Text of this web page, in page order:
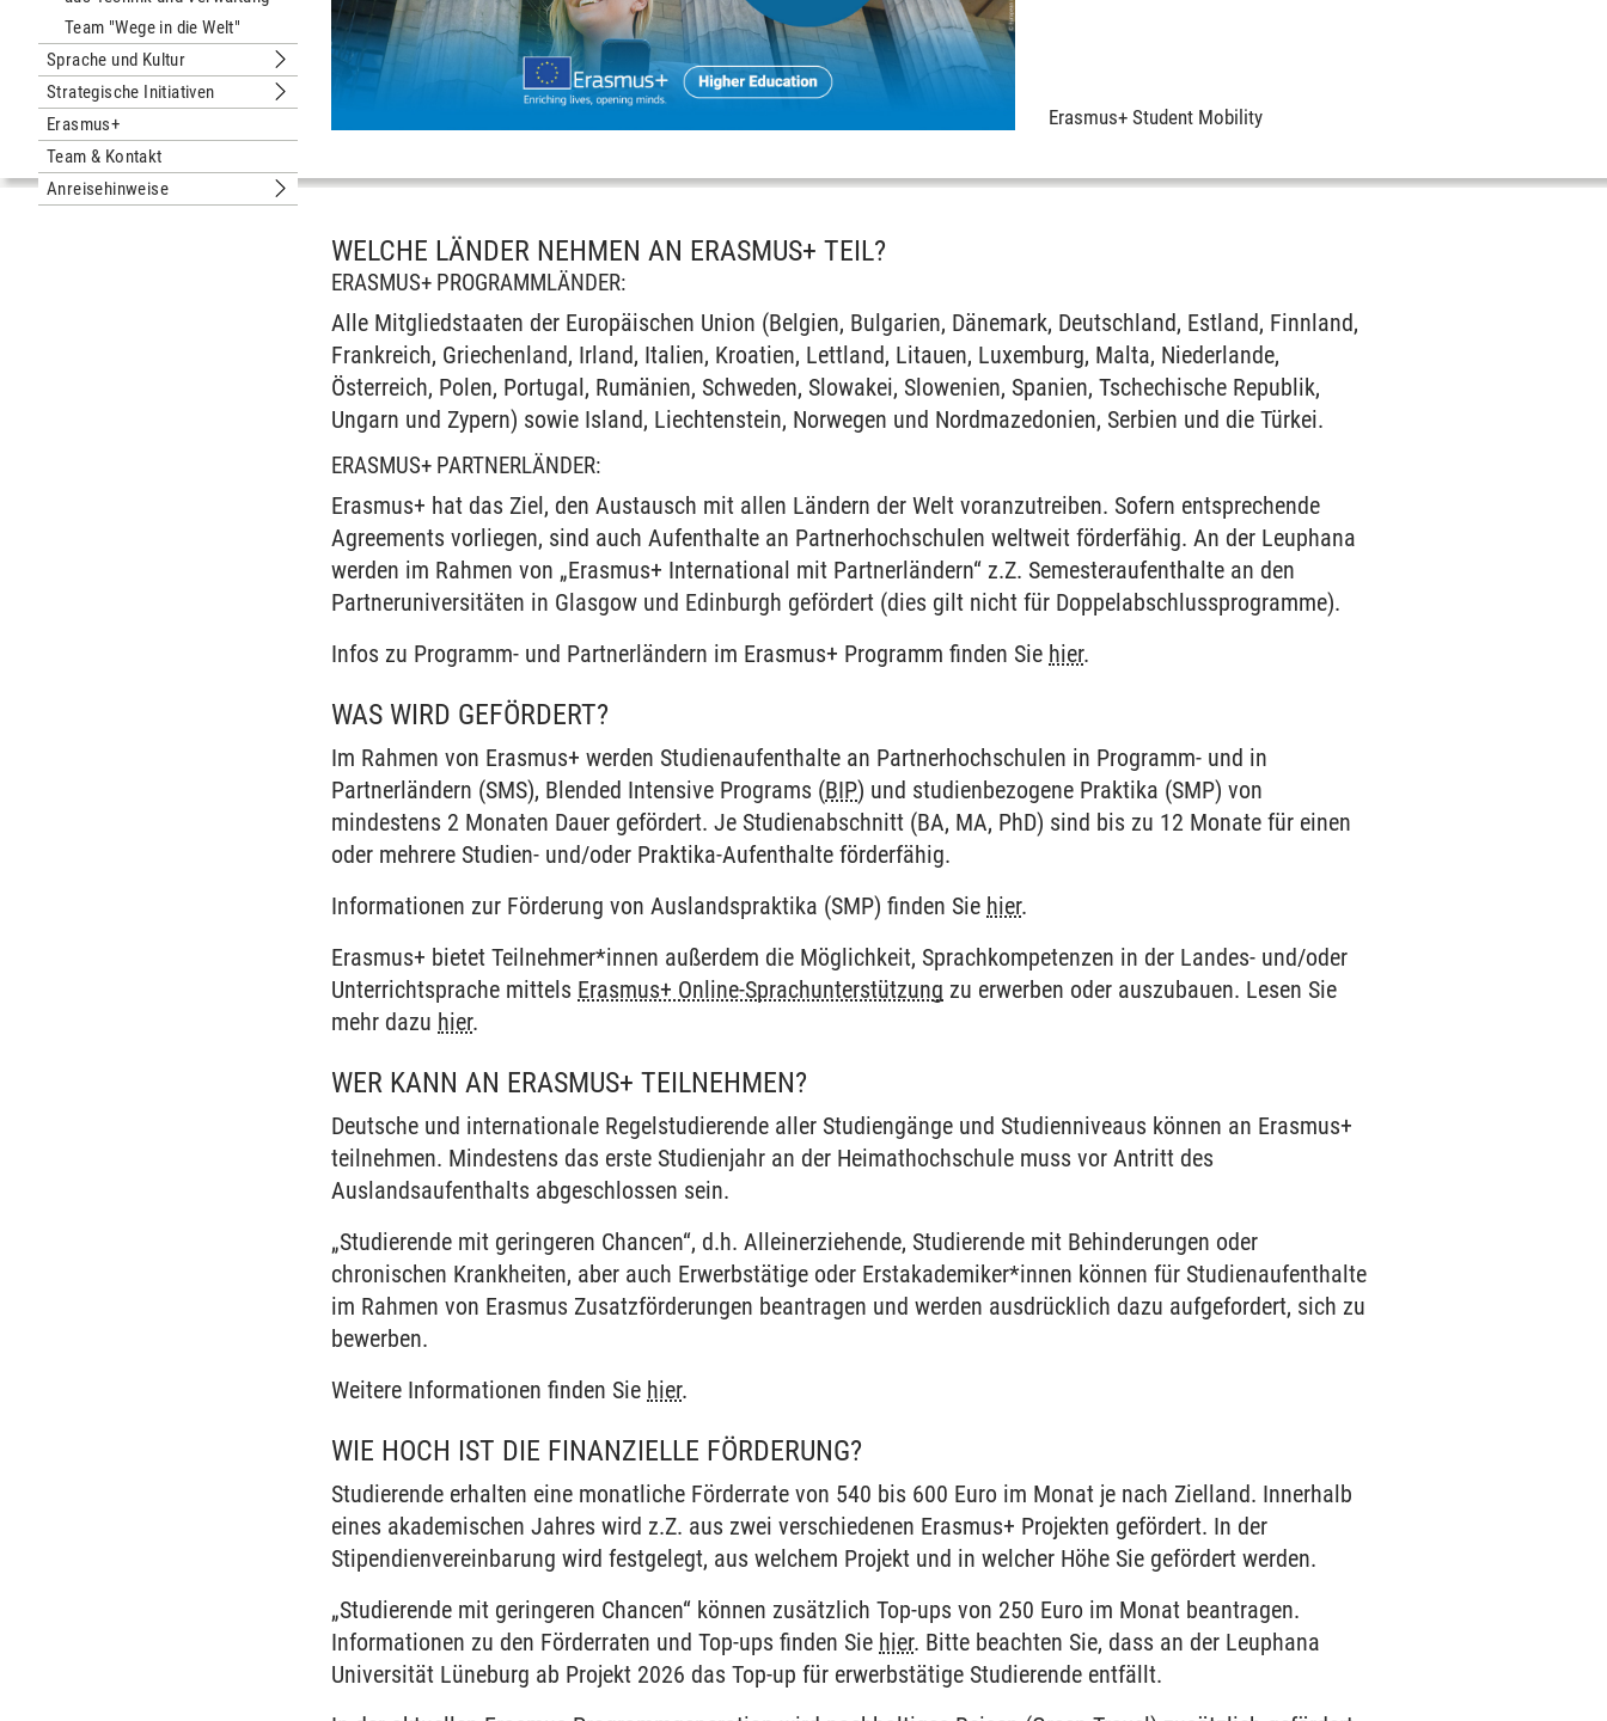
Team "Wege in die Welt"
Sprache und Kultur
Untermenu Sprache und Kultur
Strategische Initiativen
Untermenu Strategische Initiativen
Erasmus+
Team & Kontakt
Anreisehinweise
Untermenu Anreisehinweise
Erasmus+ Student Mobility
WELCHE LÄNDER NEHMEN AN ERASMUS+ TEIL?
ERASMUS+ PROGRAMMLÄNDER:
Alle Mitgliedstaaten der Europäischen Union (Belgien, Bulgarien, Dänemark, Deutschland, Estland, Finnland,
Frankreich, Griechenland, Irland, Italien, Kroatien, Lettland, Litauen, Luxemburg, Malta, Niederlande,
Österreich, Polen, Portugal, Rumänien, Schweden, Slowakei, Slowenien, Spanien, Tschechische Republik,
Ungarn und Zypern) sowie Island, Liechtenstein, Norwegen und Nordmazedonien, Serbien und die Türkei.
ERASMUS+ PARTNERLÄNDER:
Erasmus+ hat das Ziel, den Austausch mit allen Ländern der Welt voranzutreiben. Sofern entsprechende
Agreements vorliegen, sind auch Aufenthalte an Partnerhochschulen weltweit förderfähig. An der Leuphana
werden im Rahmen von „Erasmus+ International mit Partnerländern“ z.Z. Semesteraufenthalte an den
Partneruniversitäten in Glasgow und Edinburgh gefördert (dies gilt nicht für Doppelabschlussprogramme).
Infos zu Programm- und Partnerländern im Erasmus+ Programm finden Sie hier.
WAS WIRD GEFÖRDERT?
Im Rahmen von Erasmus+ werden Studienaufenthalte an Partnerhochschulen in Programm- und in
Partnerländern (SMS), Blended Intensive Programs (BIP) und studienbezogene Praktika (SMP) von
mindestens 2 Monaten Dauer gefördert. Je Studienabschnitt (BA, MA, PhD) sind bis zu 12 Monate für einen
oder mehrere Studien- und/oder Praktika-Aufenthalte förderfähig.
Informationen zur Förderung von Auslandspraktika (SMP) finden Sie hier.
Erasmus+ bietet Teilnehmer*innen außerdem die Möglichkeit, Sprachkompetenzen in der Landes- und/oder
Unterrichtsprache mittels Erasmus+ Online-Sprachunterstützung zu erwerben oder auszubauen. Lesen Sie
mehr dazu hier.
WER KANN AN ERASMUS+ TEILNEHMEN?
Deutsche und internationale Regelstudierende aller Studiengänge und Studienniveaus können an Erasmus+
teilnehmen. Mindestens das erste Studienjahr an der Heimathochschule muss vor Antritt des
Auslandsaufenthalts abgeschlossen sein.
„Studierende mit geringeren Chancen“, d.h. Alleinerziehende, Studierende mit Behinderungen oder
chronischen Krankheiten, aber auch Erwerbstätige oder Erstakademiker*innen können für Studienaufenthalte
im Rahmen von Erasmus Zusatzförderungen beantragen und werden ausdrücklich dazu aufgefordert, sich zu
bewerben.
Weitere Informationen finden Sie hier.
WIE HOCH IST DIE FINANZIELLE FÖRDERUNG?
Studierende erhalten eine monatliche Förderrate von 540 bis 600 Euro im Monat je nach Zielland. Innerhalb
eines akademischen Jahres wird z.Z. aus zwei verschiedenen Erasmus+ Projekten gefördert. In der
Stipendienvereinbarung wird festgelegt, aus welchem Projekt und in welcher Höhe Sie gefördert werden.
„Studierende mit geringeren Chancen“ können zusätzlich Top-ups von 250 Euro im Monat beantragen.
Informationen zu den Förderraten und Top-ups finden Sie hier. Bitte beachten Sie, dass an der Leuphana
Universität Lüneburg ab Projekt 2026 das Top-up für erwerbstätige Studierende entfällt.